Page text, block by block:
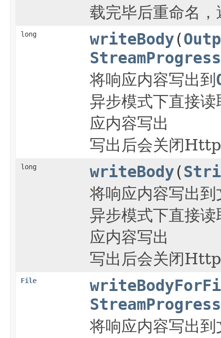
载完毕后重命名
long writeBody(
StreamProgress
将响应内容写出到
异步模式下直接
应内容写出
写出后会关闭
long writeBody(
将响应内容写出到
异步模式下直接
应内容写出
写出后会关闭
File
StreamProgress
将响应内容写出到